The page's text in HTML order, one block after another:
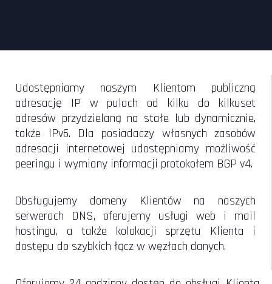
Udostępniamy naszym Klientom publiczną
adresację IP w pulach od kilku do kilkuset
adresów przydzielaną na stałe lub dynamicznie,
także IPv6. Dla posiadaczy własnych zasobów
adresacji internetowej udostępniamy możliwość
peeringu i wymiany informacji protokołem BGP v4.
Obsługujemy domeny Klientów na naszych
serwerach DNS, oferujemy usługi web i mail
hostingu, a także kolokacji sprzętu Klienta i
dostępu do szybkich łącz w węzłach danych.